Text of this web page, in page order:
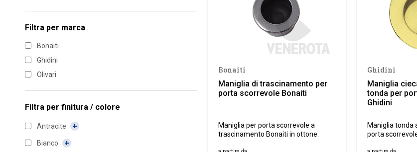
Filtra per marca
Bonaiti
Ghidini
Olivari
Filtra per finitura / colore
Antracite
Bianco
Bonaiti
Maniglia di trascinamento per
porta scorrevole Bonaiti
Maniglia per porta scorrevole a
trascinamento Bonaiti in ottone.
Ghidini
Maniglia
tonda per
Ghidini
Maniglia tonda
porta